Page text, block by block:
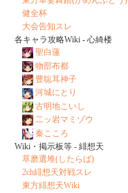
健全杯
大会告知スレ
各キャラ攻略Wiki - 心綺楼
聖白蓮
物部布都
豊聡耳神子
河城にとり
古明地こいし
二ッ岩マミゾウ
秦こころ
Wiki・掲示板等 - 緋想天
萃磨選堆(したらば)
2ch緋想天対戦スレ
東方緋想天Wiki